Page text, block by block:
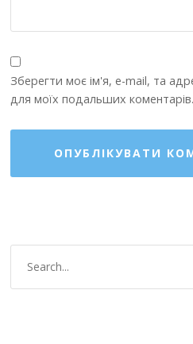
Зберегти моє ім'я, e-mail, та
для моїх подальших коментарів.